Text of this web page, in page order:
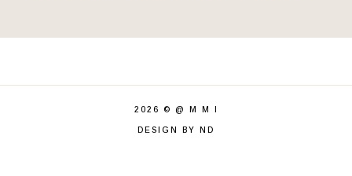
Makan Di Kantor
2026 © @ M M I
DESIGN BY ND